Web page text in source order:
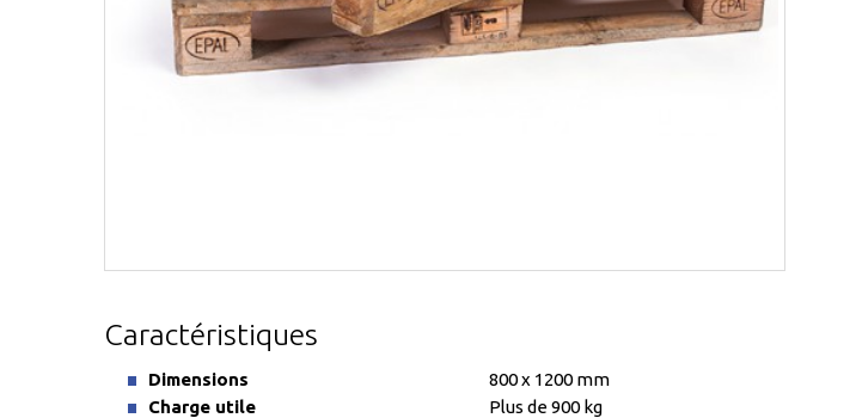
Caractéristiques
Dimensions
800 x 1200 mm
Charge utile
Plus de 900 kg